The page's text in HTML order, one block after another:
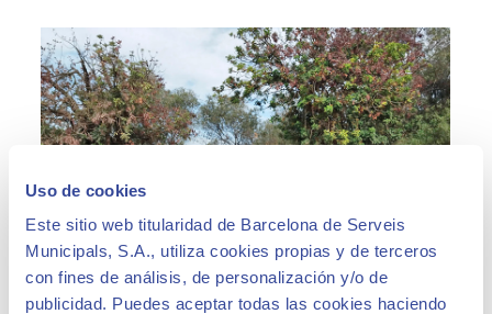
Uso de cookies
Este sitio web titularidad de Barcelona de Serveis
Municipals, S.A., utiliza cookies propias y de terceros
con fines de análisis, de personalización y/o de
publicidad. Puedes aceptar todas las cookies haciendo